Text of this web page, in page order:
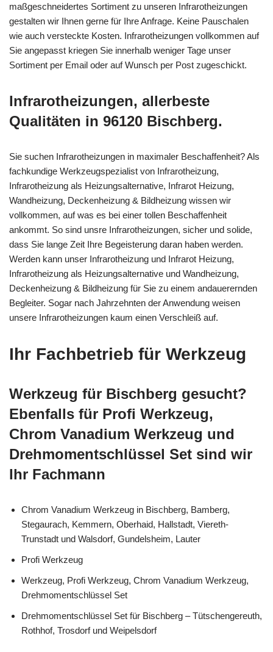
maßgeschneidertes Sortiment zu unseren Infrarotheizungen
gestalten wir Ihnen gerne für Ihre Anfrage. Keine Pauschalen
wie auch versteckte Kosten. Infrarotheizungen vollkommen auf
Sie angepasst kriegen Sie innerhalb weniger Tage unser
Sortiment per Email oder auf Wunsch per Post zugeschickt.
Infrarotheizungen, allerbeste
Qualitäten in 96120 Bischberg.
Sie suchen Infrarotheizungen in maximaler Beschaffenheit? Als
fachkundige Werkzeugspezialist von Infrarotheizung,
Infrarotheizung als Heizungsalternative, Infrarot Heizung,
Wandheizung, Deckenheizung & Bildheizung wissen wir
vollkommen, auf was es bei einer tollen Beschaffenheit
ankommt. So sind unsre Infrarotheizungen, sicher und solide,
dass Sie lange Zeit Ihre Begeisterung daran haben werden.
Werden kann unser Infrarotheizung und Infrarot Heizung,
Infrarotheizung als Heizungsalternative und Wandheizung,
Deckenheizung & Bildheizung für Sie zu einem andauerernden
Begleiter. Sogar nach Jahrzehnten der Anwendung weisen
unsere Infrarotheizungen kaum einen Verschleiß auf.
Ihr Fachbetrieb für Werkzeug
Werkzeug für Bischberg gesucht?
Ebenfalls für Profi Werkzeug,
Chrom Vanadium Werkzeug und
Drehmomentschlüssel Set sind wir
Ihr Fachmann
Chrom Vanadium Werkzeug in Bischberg, Bamberg,
Stegaurach, Kemmern, Oberhaid, Hallstadt, Viereth-
Trunstadt und Walsdorf, Gundelsheim, Lauter
Profi Werkzeug
Werkzeug, Profi Werkzeug, Chrom Vanadium Werkzeug,
Drehmomentschlüssel Set
Drehmomentschlüssel Set für Bischberg – Tütschengereuth,
Rothhof, Trosdorf und Weipelsdorf